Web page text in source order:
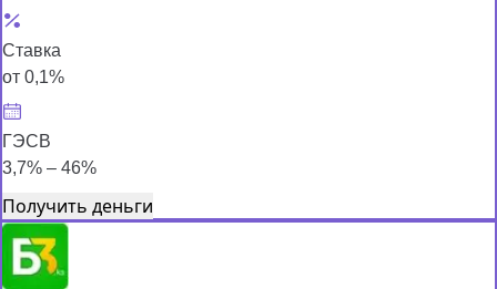
Ставка
от 0,1%
ГЭСВ
3,7% – 46%
Получить деньги